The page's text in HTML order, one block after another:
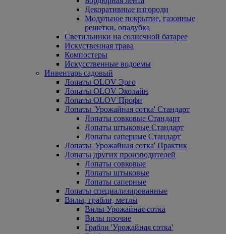
Декоративные изгороди
Модульное покрытие, газонные
решетки, опалубка
Светильники на солнечной батарее
Искуственная трава
Компостеры
Искусственные водоемы
Инвентарь садовый
Лопаты OLOV Эрго
Лопаты OLOV Эколайн
Лопаты OLOV Профи
Лопаты 'Урожайная сотка' Стандарт
Лопаты совковые Стандарт
Лопаты штыковые Стандарт
Лопаты саперные Стандарт
Лопаты 'Урожайная сотка' Практик
Лопаты других производителей
Лопаты совковые
Лопаты штыковые
Лопаты саперные
Лопаты специализированные
Вилы, грабли, метлы
Вилы Урожайная сотка
Вилы прочие
Грабли 'Урожайная сотка'